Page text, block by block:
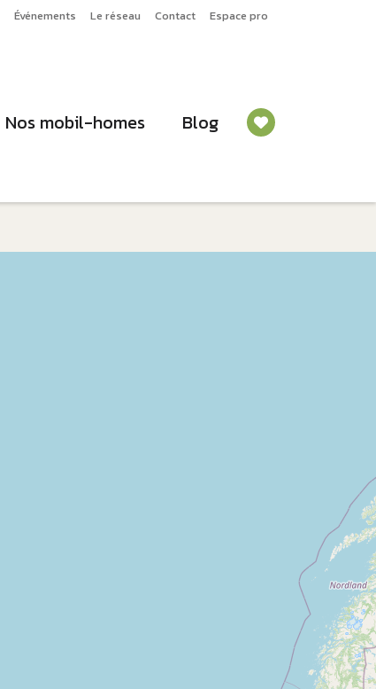
Événements Le réseau Contact Espace pro
Nos mobil-homes Blog
Argentan